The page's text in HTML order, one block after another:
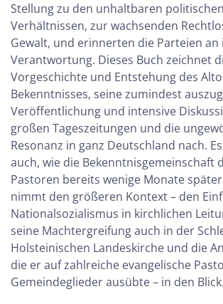
Stellung zu den unhaltbaren
Verhältnissen, zur wachsenden
Gewalt, und erinnerten die Parteien
Verantwortung. Dieses Buch zeichnet
Vorgeschichte und Entstehung des
Bekenntnisses, seine zumindest
Veröffentlichung und intensive
großen Tageszeitungen und die
Resonanz in ganz Deutschland nach.
auch, wie die Bekenntnisgemeinschaft
Pastoren bereits wenige Monate
nimmt den größeren Kontext – den
Nationalsozialismus in kirchlichen
seine Machtergreifung auch in der
Holsteinischen Landeskirche und die
die er auf zahlreiche evangelische
Gemeindeglieder ausübte – in den Blick.